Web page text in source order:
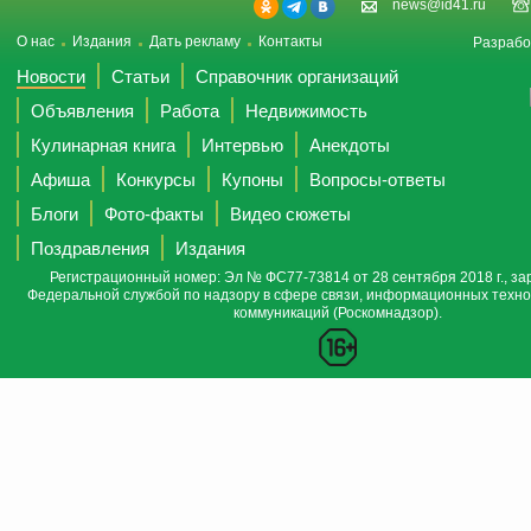
news@id41.ru
О нас Издания Дать рекламу Контакты
Новости Статьи
Справочник организаций
Объявления
Работа
Недвижимость
Кулинарная книга
Интервью
Анекдоты
Афиша
Конкурсы Купоны
Вопросы-ответы
Блоги
Фото-факты
Видео сюжеты
Поздравления
Издания
Регистрационный номер: Эл № ФС77-73814 от 28 сентября 2018 г.,
Федеральной службой по надзору в сфере связи, информационных
коммуникаций (Роскомнадзор).